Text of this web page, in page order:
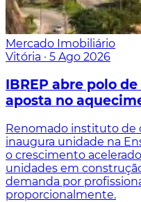
Mercado Imobiliário
Vitória · 5 Ago 2026
IBREP abre polo
aposta no
Renomado instituto de
inaugura unidade na
o crescimento
unidades em
demanda por
proporcionalmente.